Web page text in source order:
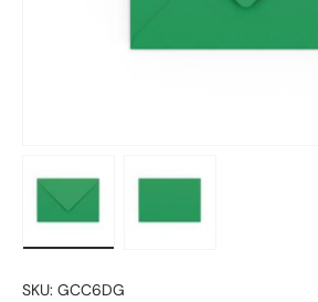
SKU: GCC6DG